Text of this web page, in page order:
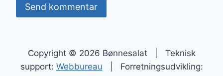
Copyright © 2026 Bønnesalat | Teknisk
support: Webbureau | Forretningsudvikling: